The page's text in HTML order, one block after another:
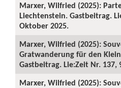
Marxer, Wilfried (2025):
Liechtenstein. Gastbeitrag.
Oktober 2025.
Marxer, Wilfried (2025):
Gratwanderung für den
Gastbeitrag. Lie:Zeit Nr. 137,
Marxer, Wilfried (2025):